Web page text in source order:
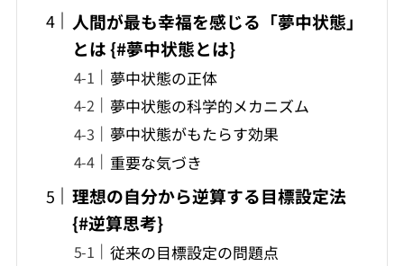
人間が最も幸福を感じる「夢中状態」
とは {#夢中状態とは}
夢中状態の正体
夢中状態の科学的メカニズム
夢中状態がもたらす効果
重要な気づき
理想の自分から逆算する目標設定法
{#逆算思考}
従来の目標設定の問題点